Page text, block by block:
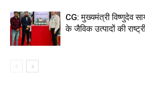
CG: मुख्यमंत्री विष्णुदेव
के जैविक उत्पादों की